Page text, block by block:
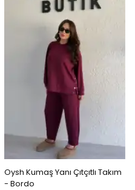
Oysh Kumaş Yanı Çıtçıtlı Takım
- Bordo